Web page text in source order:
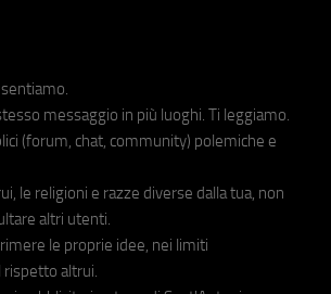
sentiamo.
messaggio in più luoghi. Ti leggiamo.
(forum, chat, community) polemiche e
le religioni e razze diverse dalla tua, non
altri utenti.
le proprie idee, nei limiti
rispetto altrui.